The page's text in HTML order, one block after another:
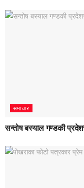
समाचार
सन्तोष बस्याल गण्डकी